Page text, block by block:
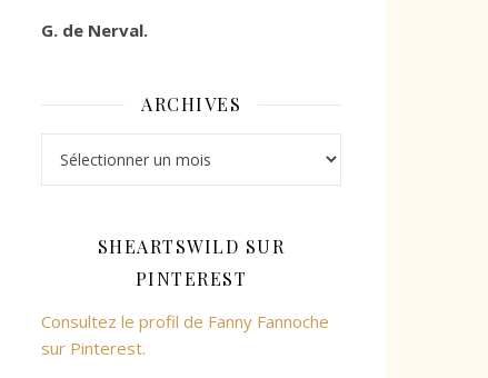
G. de Nerval.
ARCHIVES
SHEARTSWILD SUR
PINTEREST
Consultez le profil de Fanny Fannoche
sur Pinterest.